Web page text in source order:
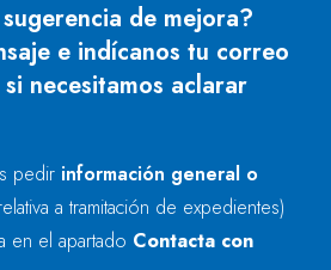
de mejora?
e indícanos tu correo
necesitamos aclarar
pedir información general o
a tramitación de expedientes)
en el apartado Contacta con